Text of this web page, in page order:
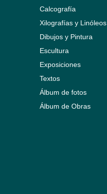
Calcografía
Xilografías y Linóleos
Dibujos y Pintura
Escultura
Exposiciones
Textos
Álbum de fotos
Álbum de Obras